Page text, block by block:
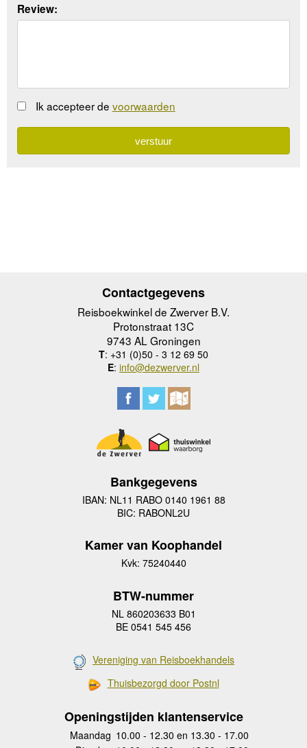
Review:
Ik accepteer de voorwaarden
Contactgegevens
Reisboekwinkel de Zwerver B.V.
Protonstraat 13C
9743 AL Groningen
T: +31 (0)50 - 3 12 69 50
E: info@dezwerver.nl
Bankgegevens
IBAN: NL11 RABO 0140 1961 88
BIC: RABONL2U
Kamer van Koophandel
Kvk: 75240440
BTW-nummer
NL 860203633 B01
BE 0541 545 456
Vereniging van Reisboekhandels
Thuisbezorgd door Postnl
Openingstijden klantenservice
Maandag 10.00 - 12.30 en 13.30 - 17.00